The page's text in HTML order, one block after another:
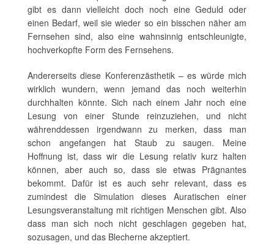
gibt es dann vielleicht doch noch eine Geduld oder
einen Bedarf, weil sie wieder so ein bisschen näher am
Fernsehen sind, also eine wahnsinnig entschleunigte,
hochverkopfte Form des Fernsehens.
Andererseits diese Konferenzästhetik – es würde mich
wirklich wundern, wenn jemand das noch weiterhin
durchhalten könnte. Sich nach einem Jahr noch eine
Lesung von einer Stunde reinzuziehen, und nicht
währenddessen irgendwann zu merken, dass man
schon angefangen hat Staub zu saugen. Meine
Hoffnung ist, dass wir die Lesung relativ kurz halten
können, aber auch so, dass sie etwas Prägnantes
bekommt. Dafür ist es auch sehr relevant, dass es
zumindest die Simulation dieses Auratischen einer
Lesungsveranstaltung mit richtigen Menschen gibt. Also
dass man sich noch nicht geschlagen gegeben hat,
sozusagen, und das Blecherne akzeptiert.